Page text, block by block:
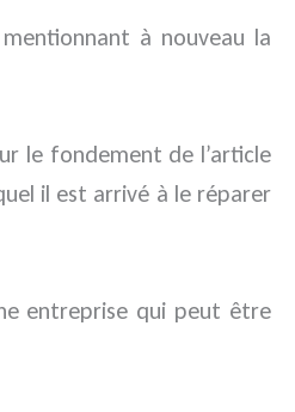
à nouveau la
le fondement de l’article
il est arrivé à le réparer
entreprise qui peut être